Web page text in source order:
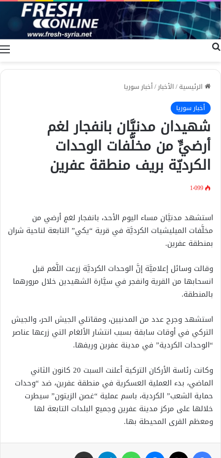
الرئيسية/الأخبار/أخبار سوريا
أخبار سوريا
شهيدان مدنيَّان بانفجار لغم
أرضيٍّ من مخلَّفات الوحدات
الكرديّة بريف منطقة عفرين
1٬099
استشهد مدنيَّان مساء اليوم الأحد، بانفجار لغمٍ أرضي من
مخلَّفات الميليشيات الكرديَّة في قرية “يكي” التابعة لناحية شران
بمنطقة عفرين.
وقالت وسائل إعلاميَّة إنَّ الوحدات الكرديَّة زرعت اللَّغم قبل
انسحابها من القرية وانفجر في سيَّارة الشهيدين خلال مرورهما
بالمنطقة.
استشهد وجرح عدد من المدنيين، ومقاتلي الجيش الحر، والجيش
التركي في أوقات سابقة بسبب انتشار الألغام التي زرعها عناصر
“الوحدات الكردية” في مدينة عفرين وريفها.
وكانت رئاسة الأركان التركية أعلنت السبت 20 كانون الثاني
الماضي، بدء العملية العسكرية في منطقة عفرين، ضد “وحدات
حماية الشعب” الكردية، باسم عملية “غصن الزيتون” سيطرت
خلالها على مركز مدينة عفرين وجميع البلدات التابعة لها
ومعظم القرى المحيطة بها.
فيسبوك ماسنجر واتساب تيلقرام